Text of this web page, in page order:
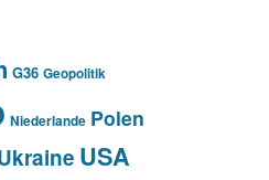
G36 Geopolitik
Niederlande Polen
USA